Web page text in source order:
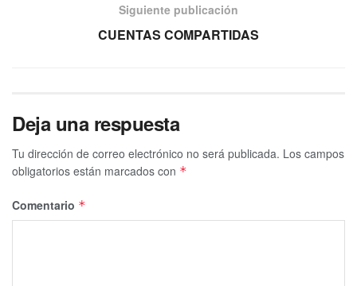
Siguiente publicación
CUENTAS COMPARTIDAS
Deja una respuesta
Tu dirección de correo electrónico no será publicada. Los campos
obligatorios están marcados con *
Comentario *